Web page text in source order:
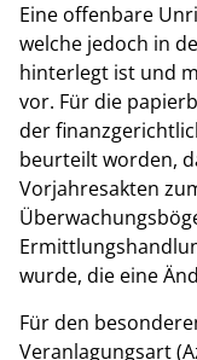
Eine offenbare
welche jedoch in
hinterlegt ist und
vor. Für die
der
beurteilt worden,
Vorjahresakten
wurde, die eine
Für den
Veranlagungsart